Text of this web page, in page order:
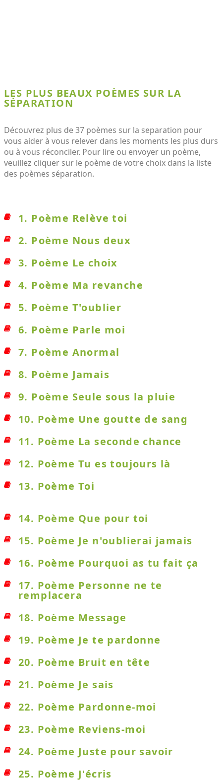
LES PLUS BEAUX POÈMES SUR LA
SÉPARATION
Découvrez plus de 37 poèmes sur la separation pour
vous aider à vous relever dans les moments les plus durs
ou à vous réconciler. Pour lire ou envoyer un poème,
veuillez cliquer sur le poème de votre choix dans la liste
des poèmes séparation.
1. Poème Relève toi
2. Poème Nous deux
3. Poème Le choix
4. Poème Ma revanche
5. Poème T'oublier
6. Poème Parle moi
7. Poème Anormal
8. Poème Jamais
9. Poème Seule sous la pluie
10. Poème Une goutte de sang
11. Poème La seconde chance
12. Poème Tu es toujours là
13. Poème Toi
14. Poème Que pour toi
15. Poème Je n'oublierai jamais
16. Poème Pourquoi as tu fait ça
17. Poème Personne ne te
remplacera
18. Poème Message
19. Poème Je te pardonne
20. Poème Bruit en tête
21. Poème Je sais
22. Poème Pardonne-moi
23. Poème Reviens-moi
24. Poème Juste pour savoir
25. Poème J'écris